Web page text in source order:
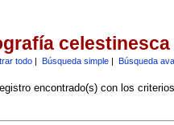
celestinesca
todo| Búsqueda simple| Búsqueda
encontrado(s) con los